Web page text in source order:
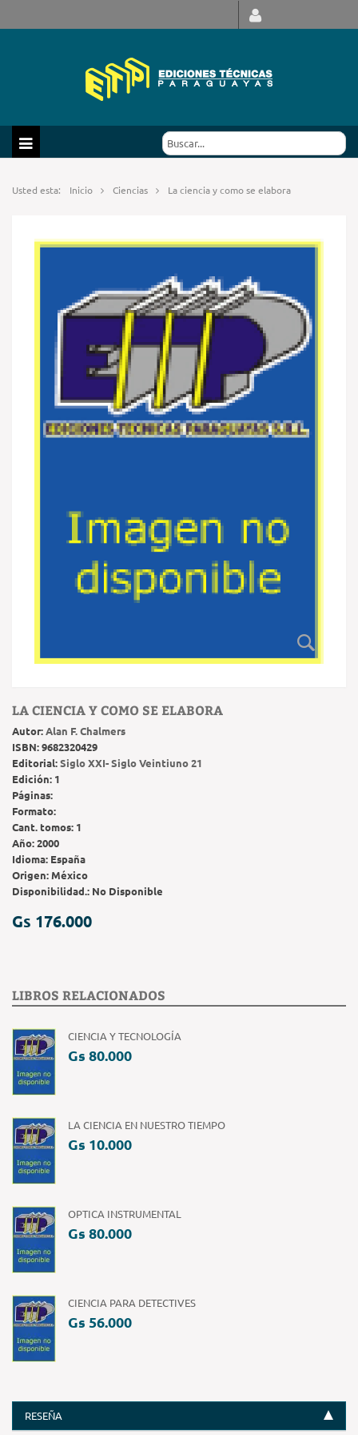
Usted esta: Inicio Ciencias La ciencia y como se elabora
LA CIENCIA Y COMO SE ELABORA
Autor:Alan F. Chalmers
ISBN:9682320429
Editorial:Siglo XXI- Siglo Veintiuno 21
Edición: 1
Páginas:
Formato:
Cant. tomos: 1
Año:2000
Idioma: España
Origen:México
Disponibilidad.: No Disponible
Gs 176.000
LIBROS RELACIONADOS
CIENCIA Y TECNOLOGÍA
Gs 80.000
LA CIENCIA EN NUESTRO TIEMPO
Gs 10.000
OPTICA INSTRUMENTAL
Gs 80.000
CIENCIA PARA DETECTIVES
Gs 56.000
RESEÑA